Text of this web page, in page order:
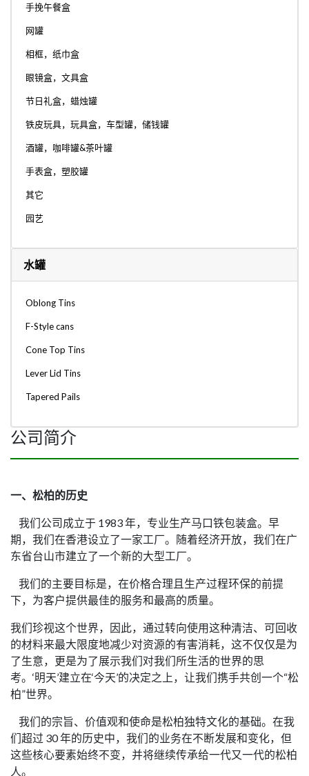
手挽午餐盒
网罐
相框，纸巾盒
眼镜盒，文具盒
节日礼盒，蜡烛罐
铁皮玩具，玩具盒，车型罐，储钱罐
酒罐，咖啡罐&茶叶罐
手表盒，塑胶罐
其它
园艺
水罐
Oblong Tins
F-Style cans
Cone Top Tins
Lever Lid Tins
Tapered Pails
公司简介
一、松柏的历史
我们公司成立于 1983 年，专业生产马口铁包装盒。早
期，我们在香港设立了一家工厂。随着经济开放，我们在广
东省台山市建立了一个新的大型工厂。
我们的主要目标是，在价格合理且生产过程环保的前提
下，为客户提供最佳的服务和最高的质量。
我们珍视这个世界，因此，通过转向使用这种清洁、可回收
的材料来最大限度地减少对资源的有害消耗，这不仅仅是为
了生意，更是为了展示我们对我们所生活的世界的思
考。‘明天’建立在‘今天’的决定之上，让我们携手共创一个“松
柏”世界。
我们的宗旨、价值观和使命是松柏独特文化的基础。在我
们超过 30 年的历史中，我们的业务在不断发展和变化，但
这些核心要素始终不变，并将继续传承给一代又一代的松柏
人。